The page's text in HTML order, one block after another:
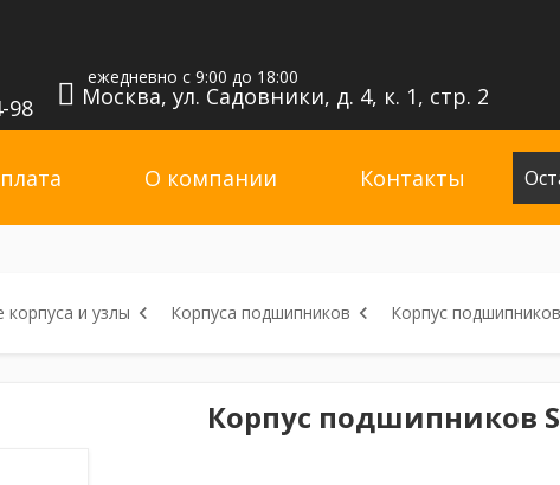
98
ежедневно с 9:00 до 18:00
Москва, ул. Садовники, д. 4, к. 1, стр. 2
О компании Контакты
и узлы Корпуса подшипников Корпус
Корпус подшипников